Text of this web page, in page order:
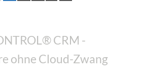
CRM -
ohne Cloud-Zwang